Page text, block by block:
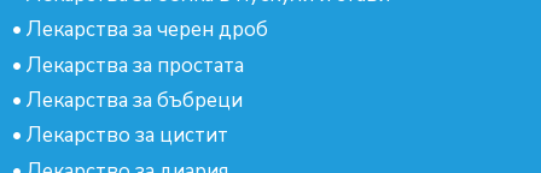
• Лекарства за черен дроб
• Лекарства за простата
• Лекарства за бъбреци
• Лекарство за цистит